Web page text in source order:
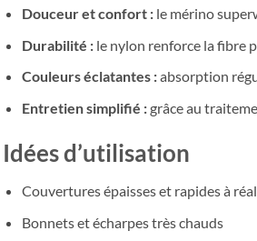
Douceur et confort :le mérino
Durabilité :le nylon renforce la fibre
Couleurs éclatantes :absorption
Entretien simplifié :grâce au
Idées d’utilisation
Couvertures épaisses et rapides à
Bonnets et écharpes très chauds